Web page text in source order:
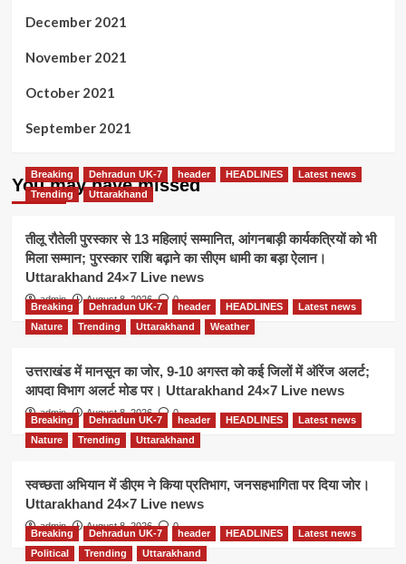
December 2021
November 2021
October 2021
September 2021
You may have missed
Breaking Dehradun UK-7 header HEADLINES
Latest news
Trending
Uttarakhand
तीलू रौतेली पुरस्कार से 13 महिलाएं सम्मानित, आंगनबाड़ी कार्यकत्रियों को भी
मिला सम्मान; पुरस्कार राशि बढ़ाने का सीएम धामी का बड़ा ऐलान।
Uttarakhand 24×7 Live news
admin August 8, 2026 0
Breaking Dehradun UK-7 header HEADLINES
Latest news
Nature
Trending Uttarakhand Weather
उत्तराखंड में मानसून का जोर, 9-10 अगस्त को कई जिलों में ऑरेंज अलर्ट;
आपदा विभाग अलर्ट मोड पर। Uttarakhand 24×7 Live news
admin August 8, 2026 0
Breaking Dehradun UK-7 header HEADLINES
Latest news
Nature
Trending Uttarakhand
स्वच्छता अभियान में डीएम ने किया प्रतिभाग, जनसहभागिता पर दिया जोर।
Uttarakhand 24×7 Live news
admin August 8, 2026 0
Breaking Dehradun UK-7 header HEADLINES
Latest news
Political
Trending Uttarakhand